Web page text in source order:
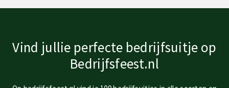
Vind jullie perfecte bedrijfsuitje op
Bedrijfsfeest.nl